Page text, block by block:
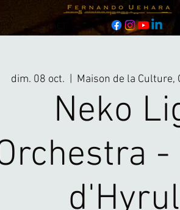
CONTACT
dim. 08 oct.
  |
Maison de la
Neko
-